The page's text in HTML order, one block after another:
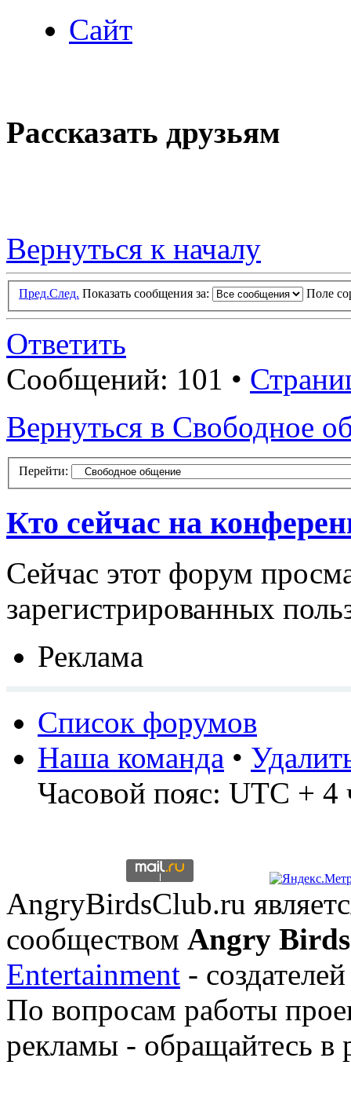
Сайт
Рассказать друзьям
Вернуться к началу
Пред.След. Показать сообщения за: Поле
Ответить
Сообщений: 101 •
Вернуться в Свободное
Перейти:
Кто сейчас на
Сейчас этот форум
зарегистрированных
Реклама
Список форумов
Наша команда •
Часовой пояс: UTC + 4
AngryBirdsClub.ru
сообществом Angry Birds
Entertainment -
По вопросам работы
рекламы - обращайтесь в